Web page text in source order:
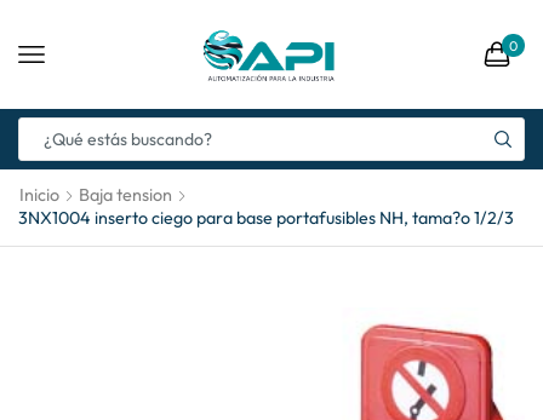
0
Inicio
Baja tension
3NX1004 inserto ciego para base portafusibles NH, tama?o 1/2/3